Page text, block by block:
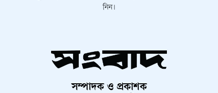
নিন।
সম্পাদক ও প্রকাশক